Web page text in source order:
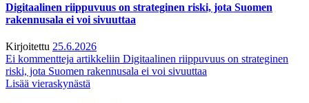
Digitaalinen riippuvuus on strateginen riski, jota Suomen
rakennusala ei voi sivuuttaa
Kirjoitettu 25.6.2026
Ei kommentteja artikkeliin Digitaalinen riippuvuus on strateginen
riski, jota Suomen rakennusala ei voi sivuuttaa
Lisää vieraskynästä